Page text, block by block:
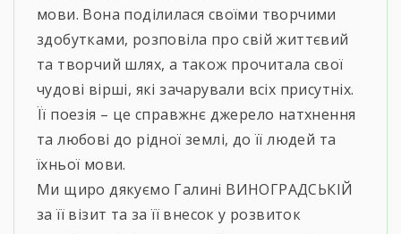
мови. Вона поділилася своїми творчими
здобутками, розповіла про свій життєвий
та творчий шлях, а також прочитала свої
чудові вірші, які зачарували всіх присутніх.
Її поезія – це справжнє джерело натхнення
та любові до рідної землі, до її людей та
їхньої мови.
Ми щиро дякуємо Галині ВИНОГРАДСЬКІЙ
за її візит та за її внесок у розвиток